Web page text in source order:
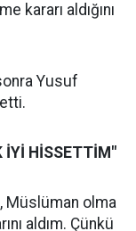
kararı aldığını
Yusuf
İYİ HİSSETTİM"
Müslüman olma
aldım. Çünkü